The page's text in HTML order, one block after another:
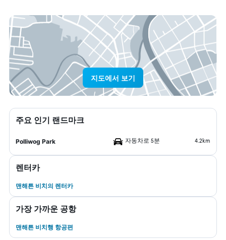
지도에서 보기
주요 인기 랜드마크
Polliwog Park 자동차로 5분 4.2km
렌터카
맨해튼 비치​의 렌터카
가장 가까운 공항
맨해튼 비치행 항공편